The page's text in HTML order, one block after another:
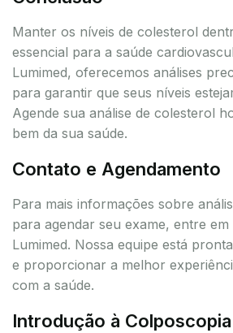
Manter os níveis de colesterol
essencial para a saúde
Lumimed, oferecemos análises
para garantir que seus níveis
Agende sua análise de colesterol
bem da sua saúde.
Contato e Agendamento
Para mais informações sobre
para agendar seu exame, entre
Lumimed. Nossa equipe está
e proporcionar a melhor
com a saúde.
Introdução à